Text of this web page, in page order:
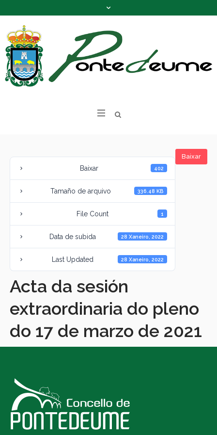
Baixar
Baixar 402
Tamaño de arquivo 336.48 KB
File Count 1
Data de subida 28 Xaneiro, 2022
Last Updated 28 Xaneiro, 2022
Acta da sesión
extraordinaria do pleno
do 17 de marzo de 2021